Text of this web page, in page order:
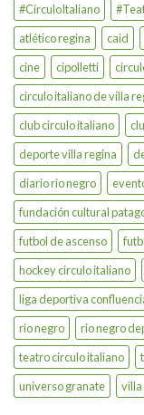
#CírculoItaliano
atlético regina
caid
cine
cipolletti
circulo italiano de villa
club circulo italiano
deporte villa regina
diario rio negro
fundación cultural
futbol de ascenso
hockey circulo italiano
liga deportiva
rio negro
rio negro
teatro circulo italiano
universo granate
villa